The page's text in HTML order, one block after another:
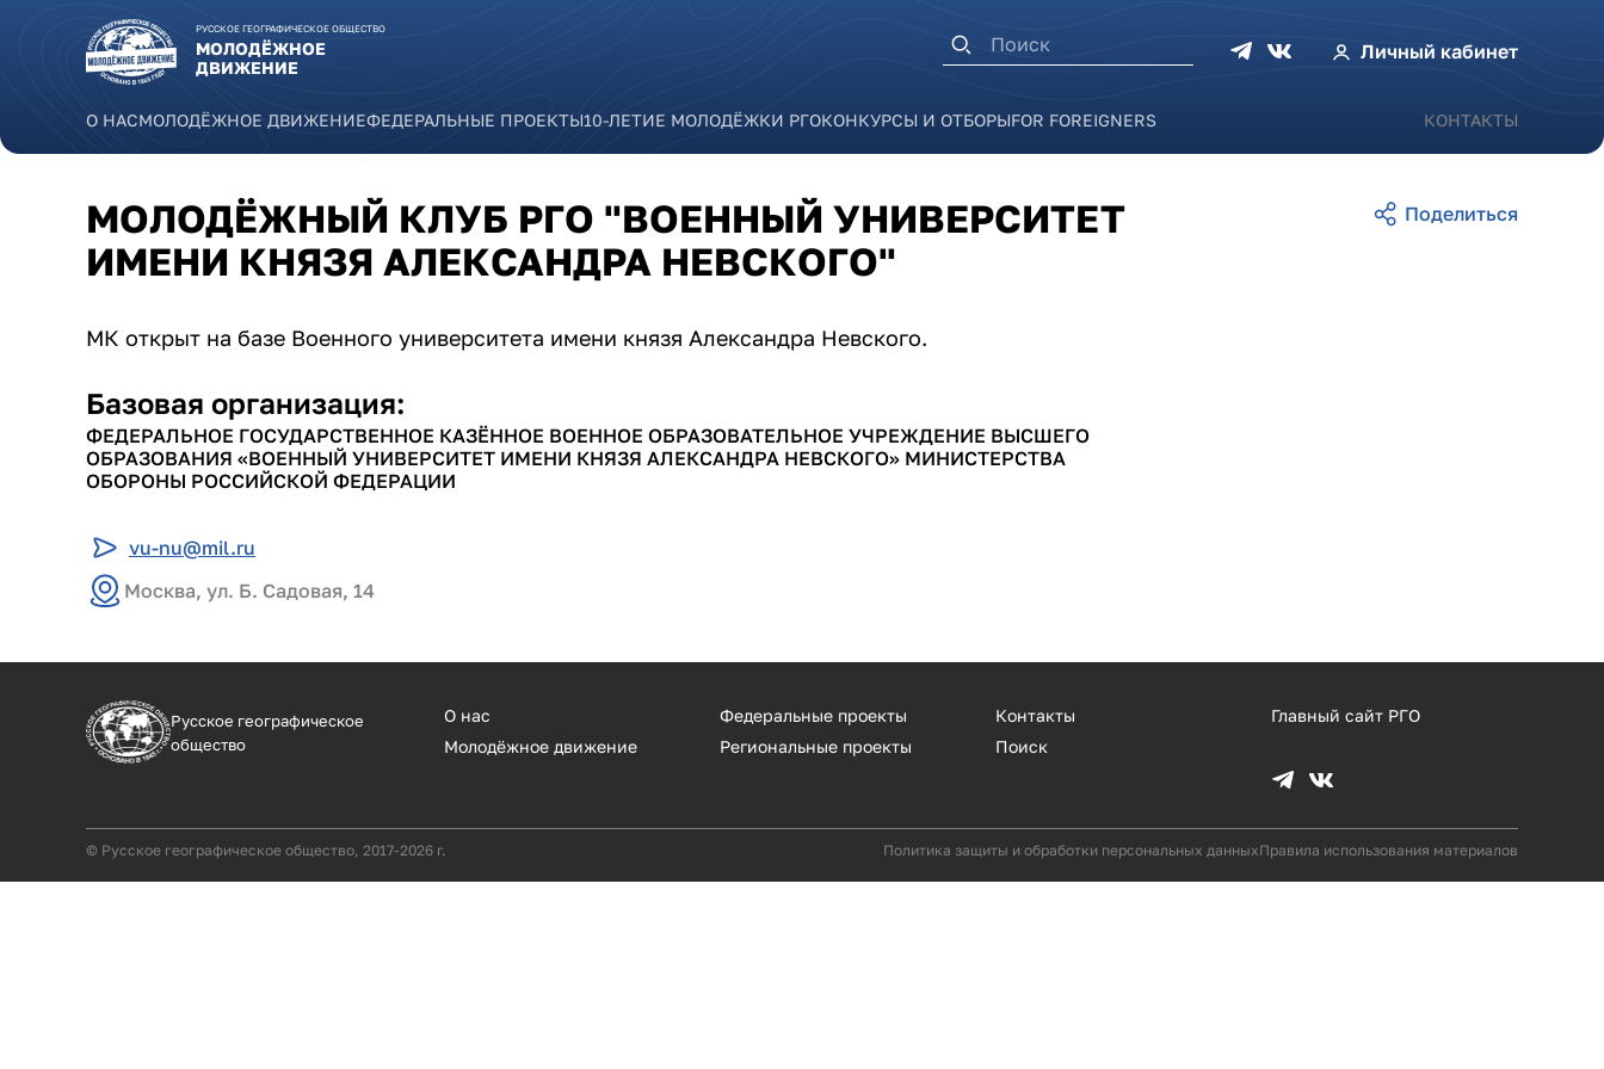
РУССКОЕ ГЕОГРАФИЧЕСКОЕ ОБЩЕСТВО
МОЛОДЁЖНОЕ
ДВИЖЕНИЕ
Личный кабинет
Форма поиска
О НАСМОЛОДЁЖНОЕ ДВИЖЕНИЕФЕДЕРАЛЬНЫЕ ПРОЕКТЫ10-ЛЕТИЕ МОЛОДЁЖКИ РГОКОНКУРСЫ И ОТБОРЫFOR FOREIGNERS КОНТАКТЫ
МОЛОДЁЖНЫЙ КЛУБ РГО "ВОЕННЫЙ УНИВЕРСИТЕТ
ИМЕНИ КНЯЗЯ АЛЕКСАНДРА НЕВСКОГО"
МК открыт на базе Военного университета имени князя Александра Невского.
Базовая организация:
ФЕДЕРАЛЬНОЕ ГОСУДАРСТВЕННОЕ КАЗЁННОЕ ВОЕННОЕ ОБРАЗОВАТЕЛЬНОЕ УЧРЕЖДЕНИЕ ВЫСШЕГО
ОБРАЗОВАНИЯ «ВОЕННЫЙ УНИВЕРСИТЕТ ИМЕНИ КНЯЗЯ АЛЕКСАНДРА НЕВСКОГО» МИНИСТЕРСТВА
ОБОРОНЫ РОССИЙСКОЙ ФЕДЕРАЦИИ
vu-nu@mil.ru
Москва, ул. Б. Садовая, 14
Русское географическое
общество
О нас
Молодёжное движение
Федеральные проекты
Региональные проекты
Контакты
Поиск
Главный сайт РГО
© Русское географическое общество, 2017-2026 г. Политика защиты и обработки персональных данныхПравила использования материалов